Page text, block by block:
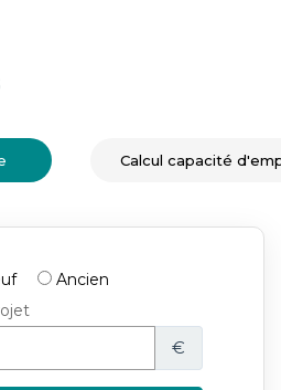
Calcul capacité